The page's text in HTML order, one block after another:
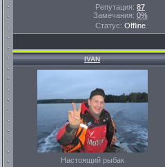
Репутация: 87
Замечания: 0%
Статус: Offline
IVAN
Настоящий рыбак